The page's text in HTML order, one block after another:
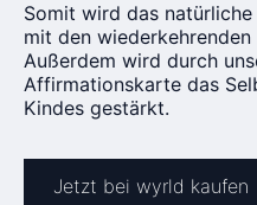
Somit wird das
mit den
Außerdem wird durch
Affirmationskarte das
Kindes gestärkt.
Jetzt bei wyrld kaufen